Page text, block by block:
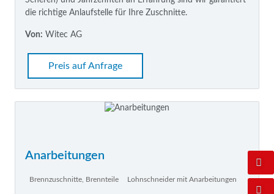
die richtige Anlaufstelle für Ihre Zuschnitte.
Von: Witec AG
Preis auf Anfrage
Anarbeitungen
Brennzuschnitte, Brennteile Lohnschneider mit Anarbeitungen